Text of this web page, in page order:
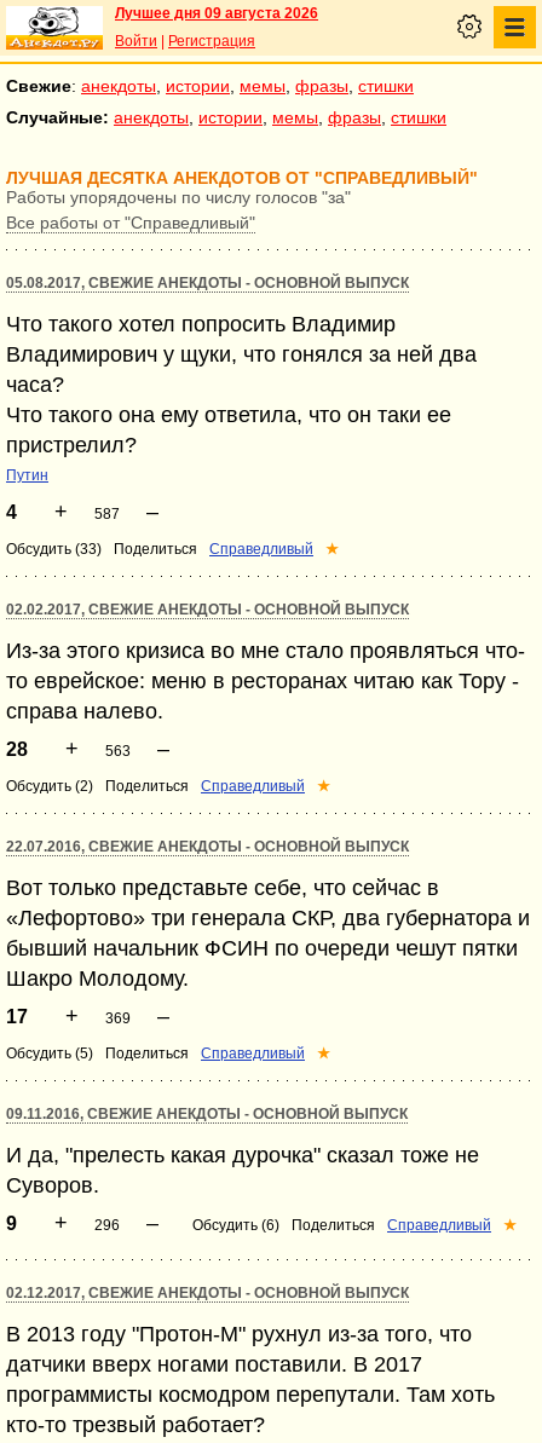
Лучшее дня 09 августа 2026
Войти
Регистрация
Свежие: анекдоты истории мемы фразы стишки
Случайные: анекдоты истории мемы фразы стишки
ЛУЧШАЯ ДЕСЯТКА АНЕКДОТОВ ОТ "СПРАВЕДЛИВЫЙ"
Работы упорядочены по числу голосов "за"
Все работы от "Справедливый"
05.08.2017, СВЕЖИЕ АНЕКДОТЫ - ОСНОВНОЙ ВЫПУСК
Что такого хотел попросить Владимир
Владимирович у щуки, что гонялся за ней два
часа?
Что такого она ему ответила, что он таки ее
пристрелил?
Путин
4 + 587 –
Обсудить (33) Поделиться Справедливый ★
02.02.2017, СВЕЖИЕ АНЕКДОТЫ - ОСНОВНОЙ ВЫПУСК
Из-за этого кризиса во мне стало проявляться что-
то еврейское: меню в ресторанах читаю как Тору -
справа налево.
28 + 563 –
Обсудить (2) Поделиться Справедливый ★
22.07.2016, СВЕЖИЕ АНЕКДОТЫ - ОСНОВНОЙ ВЫПУСК
Вот только представьте себе, что сейчас в
«Лефортово» три генерала СКР, два губернатора и
бывший начальник ФСИН по очереди чешут пятки
Шакро Молодому.
17 + 369 –
Обсудить (5) Поделиться Справедливый ★
09.11.2016, СВЕЖИЕ АНЕКДОТЫ - ОСНОВНОЙ ВЫПУСК
И да, "прелесть какая дурочка" сказал тоже не
Суворов.
9 + 296 – Обсудить (6) Поделиться Справедливый ★
02.12.2017, СВЕЖИЕ АНЕКДОТЫ - ОСНОВНОЙ ВЫПУСК
В 2013 году "Протон-М" рухнул из-за того, что
датчики вверх ногами поставили. В 2017
программисты космодром перепутали. Там хоть
кто-то трезвый работает?